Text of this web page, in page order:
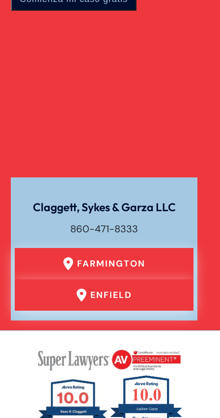
Claggett, Sykes & Garza LLC
860-471-8333
FARMINGTON
ENFIELD